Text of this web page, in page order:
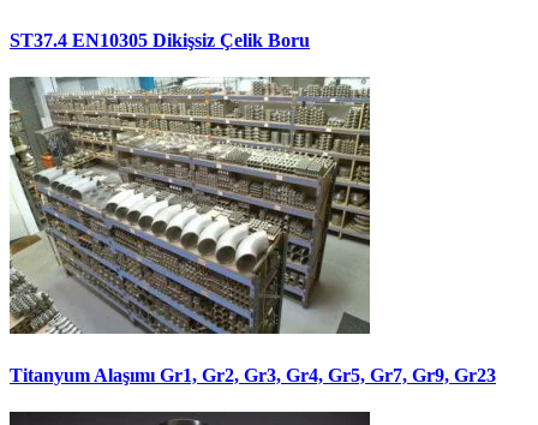
ST37.4 EN10305 Dikişsiz Çelik Boru
Titanyum Alaşımı Gr1, Gr2, Gr3, Gr4, Gr5, Gr7, Gr9, Gr23